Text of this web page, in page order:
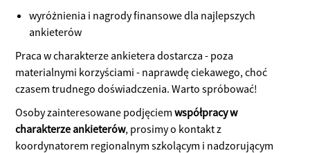
wyróżnienia i nagrody finansowe dla najlepszych
ankieterów
Praca w charakterze ankietera dostarcza - poza
materialnymi korzyściami - naprawdę ciekawego, choć
czasem trudnego doświadczenia. Warto spróbować!
Osoby zainteresowane podjęciemwspółpracy w
charakterze ankieterów, prosimy o kontakt z
koordynatorem regionalnym szkolącym i nadzorującym